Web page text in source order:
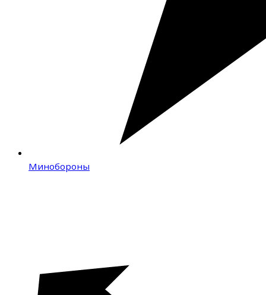
Минобороны